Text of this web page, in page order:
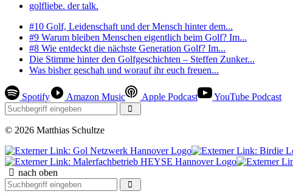
golfliebe. der talk.
#10 Golf, Leidenschaft und der Mensch hinter dem...
#9 Warum bleiben Menschen eigentlich beim Golf? Im...
#8 Wie entdeckt die nächste Generation Golf? Im...
Die Stimme hinter den Golfgeschichten – Steffen Zunker...
Was bisher geschah und worauf ihr euch freuen...
Spotify Amazon Music Apple Podcast YouTube Podcast
© 2026 Matthias Schultze
nach oben